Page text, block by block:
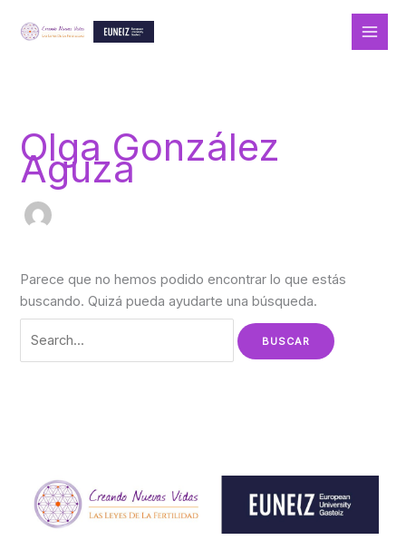
Olga González
Aguza
Parece que no hemos podido encontrar lo que estás
buscando. Quizá pueda ayudarte una búsqueda.